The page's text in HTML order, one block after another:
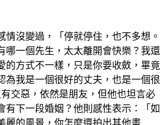
情沒變過，「停就停住，也不多想。
哪一個先生，太太離開會快樂？我還
的方式不一樣，只是你要收斂，畢竟
為我是一個很好的丈夫，也是一個很
交惡，依然是朋友，但他也坦言必